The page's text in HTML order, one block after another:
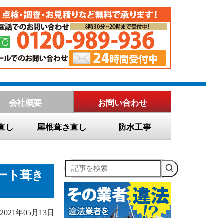
会社概要 お問い合わせ
し 屋根葺き直し 防水工事
ト葺き
年05月13日
記事を検索